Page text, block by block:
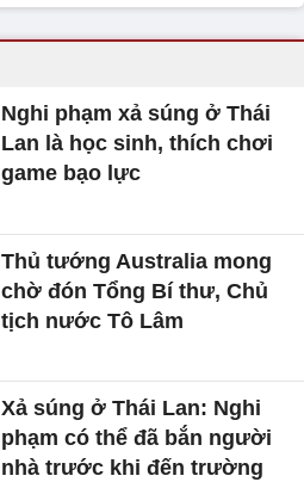
Nghi phạm xả súng ở Thái
Lan là học sinh, thích chơi
game bạo lực
Thủ tướng Australia mong
chờ đón Tổng Bí thư, Chủ
tịch nước Tô Lâm
Xả súng ở Thái Lan: Nghi
phạm có thể đã bắn người
nhà trước khi đến trường